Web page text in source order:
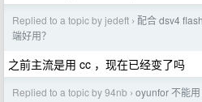
Replied to a topic by jedeft › 配合 dsv4
端好用？
之前主流是用 cc ，现在已经变了吗
Replied to a topic by 94nb › oyunfor 不能